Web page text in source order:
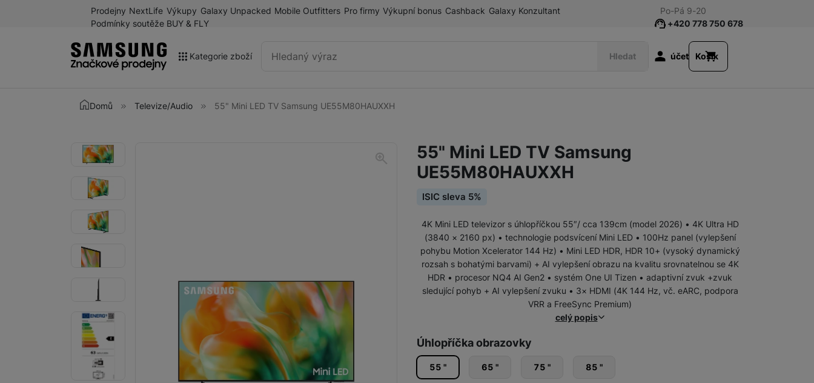
Prodejny NextLife Výkupy Galaxy Unpacked Mobile Outfitters Pro firmy Výkupní bonus Cashback Galaxy Konzultant
Podmínky soutěže BUY & FLY
Vyhledávání Hledat
Kategorie zboží
Akce
Galaxy Z Fold8 a další
novinky léta 2026
Chytré hodinky
Tablety
Galaxy Ring
Příslušenství
Televize/Audio
4K Neo QLED
Crystal UHD
Music Frame
Projektory
Domácí spotřebiče
+420 778 750 678
Po-Pá 9-20
Uživatelská
účet Košík
Domů Televize/Audio 55" Mini LED TV Samsung UE55M80HAUXXH
55" Mini LED TV Samsung
UE55M80HAUXXH
ISIC sleva 5%
4K Mini LED televizor s úhlopříčkou 55″/ cca 139cm (model 2026) • 4K Ultra HD
(3840 × 2160 px) • technologie podsvícení Mini LED • 100Hz panel (vylepšení
pohybu Motion Xcelerator 144 Hz) • Mini LED HDR, HDR 10+ (vysoký dynamický
rozsah s bohatými barvami) + AI vylepšení obrazu na kvalitu srovnatelnou se 4K
HDR • procesor NQ4 AI Gen2 • systém One UI Tizen • adaptivní zvuk +zvuk
sledující pohyb + AI vylepšení zvuku • 3× HDMI (4K 144 Hz, vč. eARC, podpora
VRR a FreeSync Premium)
celý popis
Úhlopříčka obrazovky
55 " 65 " 75 " 85 "
Fotografie